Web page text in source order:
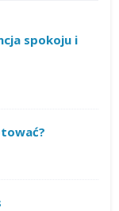
spokoju i